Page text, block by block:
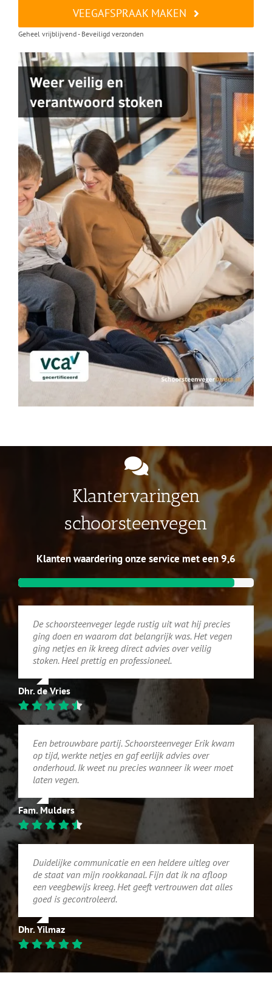
VEEGAFSPRAAK MAKEN
Geheel vrijblijvend - Beveiligd verzonden
Klantervaringen
schoorsteenvegen
Klanten waardering onze service met een 9,6
De schoorsteenveger legde rustig uit wat hij precies
ging doen en waarom dat belangrijk was. Het vegen
ging netjes en ik kreeg direct advies over veilig
stoken. Heel prettig en professioneel.
Dhr. de Vries
Een betrouwbare partij. Schoorsteenveger Erik kwam
op tijd, werkte netjes en gaf eerlijk advies over
onderhoud. Ik weet nu precies wanneer ik weer moet
laten vegen.
Fam. Mulders
Duidelijke communicatie en een heldere uitleg over
de staat van mijn rookkanaal. Fijn dat ik na afloop
een veegbewijs kreeg. Het geeft vertrouwen dat alles
goed is gecontroleerd.
Dhr. Yilmaz